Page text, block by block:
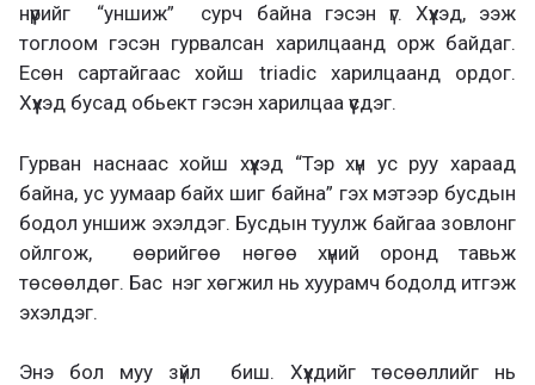
нүүрийг “уншиж” сурч байна гэсэн үг. Хүүхэд, ээж
тоглоом гэсэн гурвалсан харилцаанд орж байдаг.
Есөн сартайгаас хойш triadic харилцаанд ордог.
Хүүхэд бусад обьект гэсэн харилцаа үүсдэг.
Гурван наснаас хойш хүүхэд “Тэр хүн ус руу хараад
байна, ус уумаар байх шиг байна” гэх мэтээр бусдын
бодол уншиж эхэлдэг. Бусдын туулж байгаа зовлонг
ойлгож, өөрийгөө нөгөө хүний оронд тавьж
төсөөлдөг. Бас нэг хөгжил нь хуурамч бодолд итгэж
эхэлдэг.
Энэ бол муу зүйл биш. Хүүхдийг төсөөллийг нь